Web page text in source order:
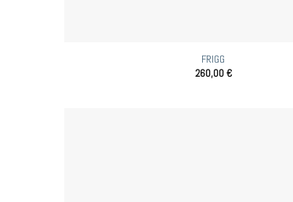
FRIGG
260,00€